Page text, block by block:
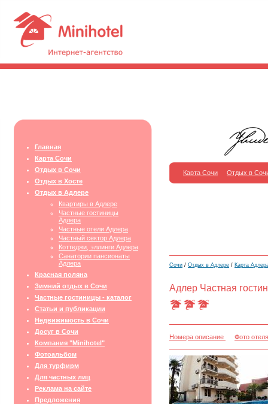
Главная
Карта Сочи
Отдых в Сочи
Отдых в Хосте
Отдых в Адлере
Квартиры в Адлере
Частные гостиницы
Адлера
Частные отели Адлера
Частный сектор Адлера
Коттеджи, эллинги Адлера
Санатории пансионаты
Адлера
Красная поляна
Зимний отдых в Сочи
Частные гостиницы - каталог
Статьи и публикации
Недвижимость в Сочи
Досуг в Сочи
Компания "Minihotel"
Фотоальбом
Для турфирм
Для частных лиц
Реклама на сайте
Предложения
Карта Сочи Отдых в
Сочи / Отдых в Адлере / Карта
Адлер Частная
Номера описание Фото отеля